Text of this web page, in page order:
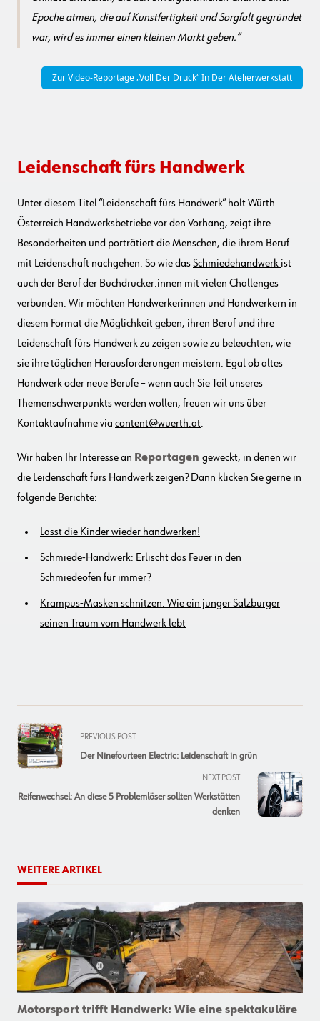
Epoche atmen, die auf Kunstfertigkeit und Sorgfalt gegründet
war, wird es immer einen kleinen Markt geben.
Zur Video-Reportage „Voll Der Druck“ In Der Atelierwerkstatt
Leidenschaft fürs Handwerk
Unter diesem Titel “Leidenschaft fürs Handwerk” holt Würth
Österreich Handwerksbetriebe vor den Vorhang, zeigt ihre
Besonderheiten und porträtiert die Menschen, die ihrem Beruf
mit Leidenschaft nachgehen. So wie dasSchmiedehandwerk ist
auch der Beruf der Buchdrucker:innen mit vielen Challenges
verbunden. Wir möchten Handwerkerinnen und Handwerkern in
diesem Format die Möglichkeit geben, ihren Beruf und ihre
Leidenschaft fürs Handwerk zu zeigen sowie zu beleuchten, wie
sie ihre täglichen Herausforderungen meistern. Egal ob altes
Handwerk oder neue Berufe – wenn auch Sie Teil unseres
Themenschwerpunkts werden wollen, freuen wir uns über
Kontaktaufnahme via content@wuerth.at.
Wir haben Ihr Interesse an Reportagen geweckt, in denen wir
die Leidenschaft fürs Handwerk zeigen? Dann klicken Sie gerne in
folgende Berichte:
Lasst die Kinder wieder handwerken!
Schmiede-Handwerk: Erlischt das Feuer in den
Schmiedeöfen für immer?
Krampus-Masken schnitzen: Wie ein junger Salzburger
seinen Traum vom Handwerk lebt
<span
class="nav-
subtitle
reader-
PREVIOUS POST
Der Ninefourteen Electric: Leidenschaft in grün
NEXT POST
Reifenwechsel: An diese 5 Problemlöser sollten Werkstätten
denken
WEITERE ARTIKEL
Motorsport trifft Handwerk: Wie eine spektakuläre